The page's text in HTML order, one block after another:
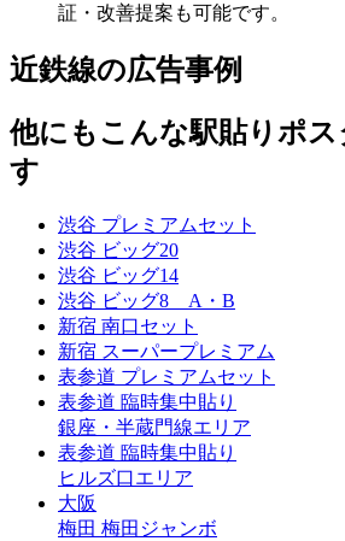
証・改善提案も可能です。
近鉄線の広告事例
他にもこんな駅貼りポス
す
渋谷 プレミアムセット
渋谷 ビッグ20
渋谷 ビッグ14
渋谷 ビッグ8 A・B
新宿 南口セット
新宿 スーパープレミアム
表参道 プレミアムセット
表参道 臨時集中貼り
銀座・半蔵門線エリア
表参道 臨時集中貼り
ヒルズ口エリア
大阪
梅田 梅田ジャンボ